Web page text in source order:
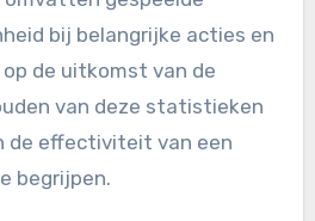
bij belangrijke acties en
de uitkomst van de
van deze statistieken
de effectiviteit van een
begrijpen.